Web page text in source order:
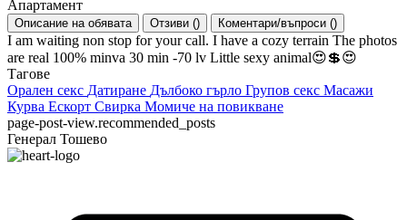
Апартамент
Описание на обявата Отзиви () Коментари/въпроси ()
I am waiting non stop for your call. I have a cozy terrain The photos
are real 100% minva 30 min -70 lv Little sexy animal😍💲😍
Тагове
Орален секс Датиране Дълбоко гърло Групов секс Масажи
Курва Ескорт Свирка Момиче на повикване
page-post-view.recommended_posts
Генерал Тошево